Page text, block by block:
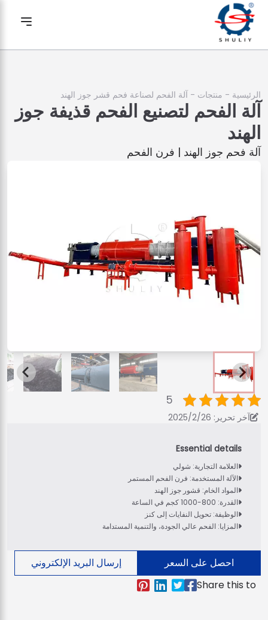
الرئيسية - منتجات - آلة الفحم لصناعة فحم قشر جوز الهند
آلة الفحم لتصنيع الفحم قذيفة جوز
الهند
آلة فحم جوز الهند | فرن الفحم
5
آخر تحرير: 2025/2/26
العلامة التجارية: شولي
الآلة المستخدمة: فرن الفحم المستمر
المواد الخام: قشور جوز الهند
القدرة: 800-1000 كجم في الساعة
الوظيفة: تحويل النفايات إلى كنز
المزايا: الفحم عالي الجودة، والتنمية المستدامة
احصل على السعر إرسال البريد الإلكتروني